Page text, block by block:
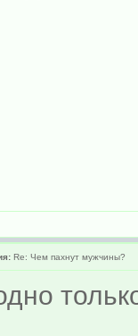
Re: Чем пахнут мужчины?